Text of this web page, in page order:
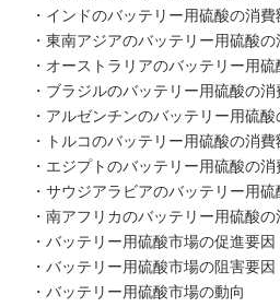
・インドのバッテリー用硫酸の消費
・東南アジアのバッテリー用硫酸
・オーストラリアのバッテリー用
・ブラジルのバッテリー用硫酸の消
・アルゼンチンのバッテリー用硫
・トルコのバッテリー用硫酸の消費
・エジプトのバッテリー用硫酸の消
・サウジアラビアのバッテリー用
・南アフリカのバッテリー用硫酸
・バッテリー用硫酸市場の促進要因
・バッテリー用硫酸市場の阻害要因
・バッテリー用硫酸市場の動向